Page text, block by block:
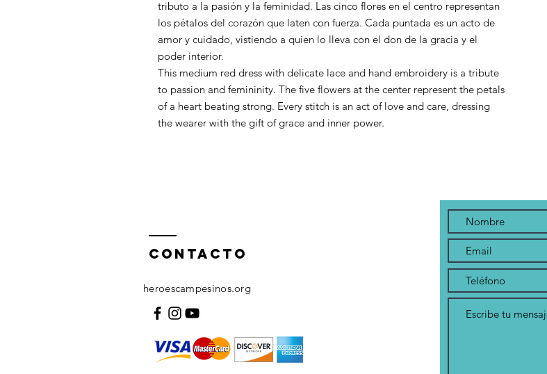
tributo a la pasión y la feminidad. Las cinco flores en el centro representan
los pétalos del corazón que laten con fuerza. Cada puntada es un acto de
amor y cuidado, vistiendo a quien lo lleva con el don de la gracia y el
poder interior.
This medium red dress with delicate lace and hand embroidery is a tribute
to passion and femininity. The five flowers at the center represent the petals
of a heart beating strong. Every stitch is an act of love and care, dressing
the wearer with the gift of grace and inner power.
ContactO
heroescampesinos.org